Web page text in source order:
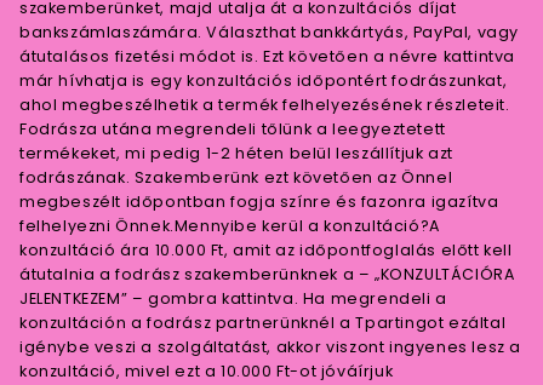
szakemberünket, majd utalja át a konzultációs díjat
bankszámlaszámára. Választhat bankkártyás, PayPal, vagy
átutalásos fizetési módot is. Ezt követően a névre kattintva
már hívhatja is egy konzultációs időpontért fodrászunkat,
ahol megbeszélhetik a termék felhelyezésének részleteit.
Fodrásza utána megrendeli tőlünk a leegyeztetett
termékeket, mi pedig 1-2 héten belül leszállítjuk azt
fodrászának. Szakemberünk ezt követően az Önnel
megbeszélt időpontban fogja színre és fazonra igazítva
felhelyezni Önnek.Mennyibe kerül a konzultáció?A
konzultáció ára 10.000 Ft, amit az időpontfoglalás előtt kell
átutalnia a fodrász szakemberünknek a – „KONZULTÁCIÓRA
JELENTKEZEM” – gombra kattintva. Ha megrendeli a
konzultáción a fodrász partnerünknél a Tpartingot ezáltal
igénybe veszi a szolgáltatást, akkor viszont ingyenes lesz a
konzultáció, mivel ezt a 10.000 Ft-ot jóváírjuk